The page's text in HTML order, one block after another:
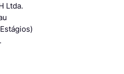
Ltda.